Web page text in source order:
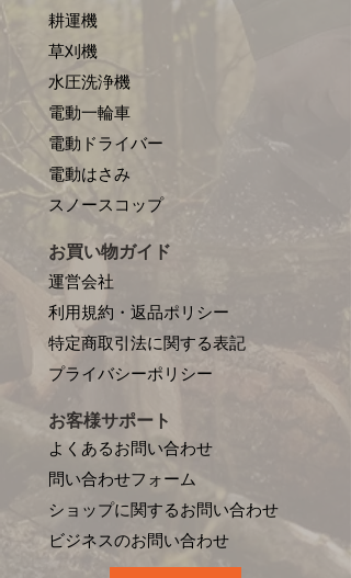
耕運機
草刈機
水圧洗浄機
電動一輪車
電動ドライバー
電動はさみ
​スノースコップ
お買い物ガイド
運営会社
利用規約・返品ポリシー
特定商取引法に関する表記
プライバシーポリシー
お客様サポート
よくあるお問い合わせ
問い合わせフォーム
ショップに関するお問い合わせ
​ビジネスのお問い合わせ